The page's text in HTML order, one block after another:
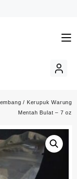
/ Kerupuk Warung
Mentah Bulat – 7 oz